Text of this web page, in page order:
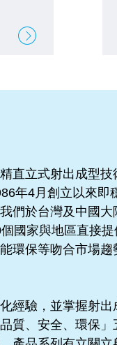
直立式射出成型技
年4月創立以來即
們於台灣及中國
國家與地區直接提
環保等吻合市場趨
經驗，並掌握射
質、安全、環保」